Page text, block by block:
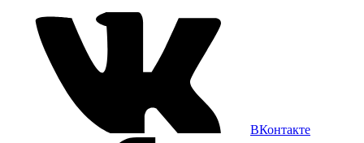
ВКонтакте